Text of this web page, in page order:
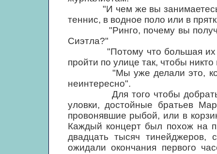
"И чем же вы занимаетесь
теннис, в водное поло или в
"Ринго, почему вы
Сиэтла?"
"Потому что большая их
пройти по улице так, чтобы
"Мы уже делали это, когда
неинтересно".
Для того чтобы добраться
уловки, достойные братьев
провонявшие рыбой, или в
Каждый концерт был похож на
двадцать тысяч тинейджеров,
ожидали окончания первого